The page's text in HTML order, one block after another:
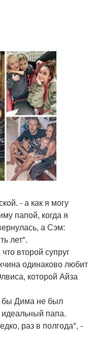
- а как я могу
папой, когда я
а Сэм:
лет".
второй супруг
одинаково любит
которой Айза
бы Дима не был
папа.
раз в полгода", -